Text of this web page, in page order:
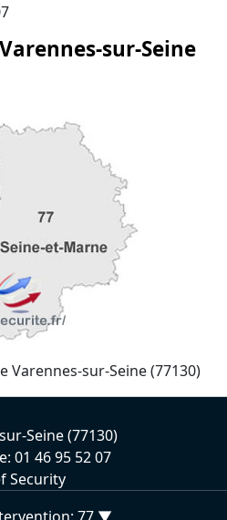
sur-Seine
Varennes-sur-Seine (77130)
Seine (77130)
01 46 95 52 07
Security